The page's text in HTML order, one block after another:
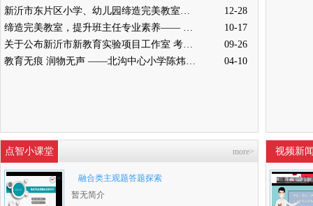
新沂市东片区小学、幼儿园缔造完美教室暨班主任能力提升培训活动在高流镇中心小学举行
12-28
缔造完美教室，提升班主任专业素养—— 新沂市南片区小学、幼儿园缔造完美教室暨班主任培训活动举行
10-17
关于公布新沂市新教育实验项目工作室 考核结果的通知
09-26
教育无痕 润物无声 ——北沟中心小学陈炜炜老师教学侧记
04-10
点智小课堂 more>
融合类主观题答题探索
暂无简介
视频新